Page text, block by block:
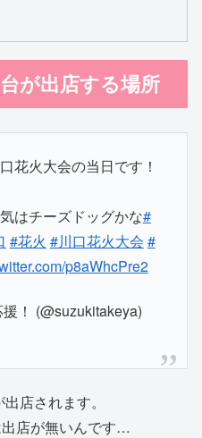
が出店する場所
花火大会の当日です！
はチーズドッグかな#
#花火 #川口花火大会 #
p8aWhcPre2
！ (@suzukitakeya)
店されます。
店が無いんです…